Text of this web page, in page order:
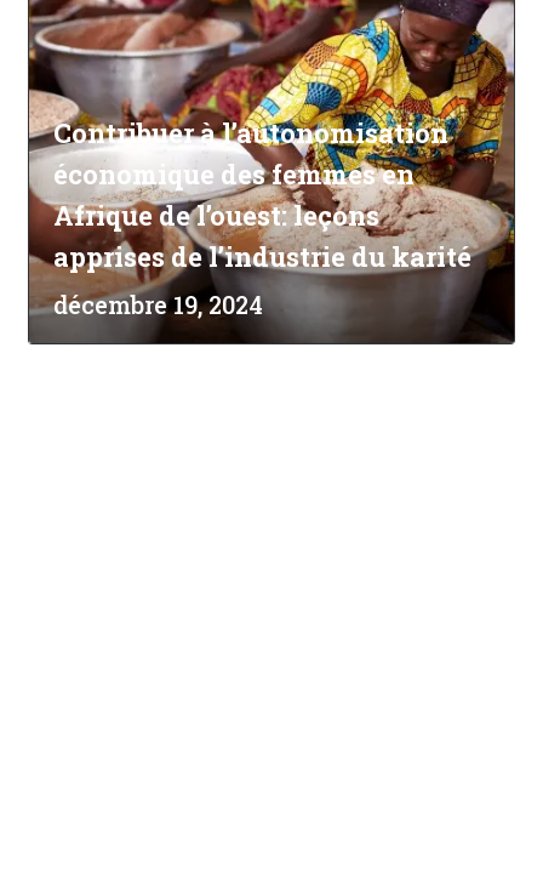
Contribuer à l’autonomisation
économique des femmes en
Afrique de l’ouest: leçons
apprises de l’industrie du karité
décembre 19, 2024